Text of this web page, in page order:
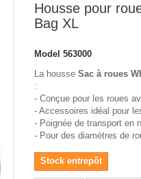
Housse pour
Bag XL
Model 563000
La housse Sac à roues
:
- Conçue pour les roues
- Accessoires idéal pour
- Poignée de transport en
- Pour des diamètres de
Stock entrepôt